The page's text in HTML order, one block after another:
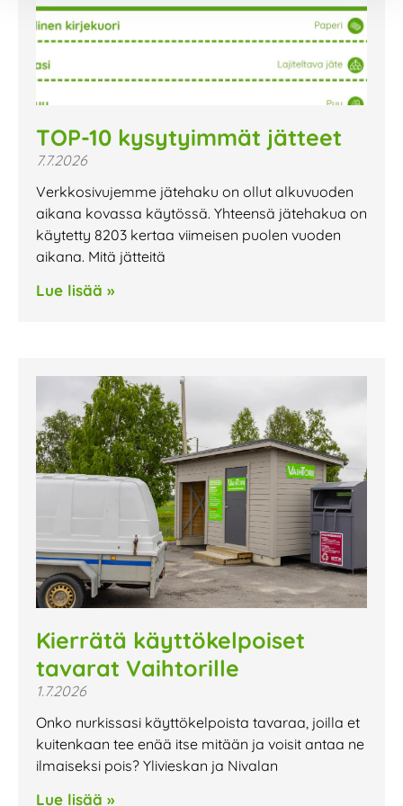
TOP-10 kysytyimmät jätteet
7.7.2026
Verkkosivujemme jätehaku on ollut alkuvuoden
aikana kovassa käytössä. Yhteensä jätehakua on
käytetty 8203 kertaa viimeisen puolen vuoden
aikana. Mitä jätteitä
Lue lisää »
Kierrätä käyttökelpoiset
tavarat Vaihtorille
1.7.2026
Onko nurkissasi käyttökelpoista tavaraa, joilla et
kuitenkaan tee enää itse mitään ja voisit antaa ne
ilmaiseksi pois? Ylivieskan ja Nivalan
Lue lisää »